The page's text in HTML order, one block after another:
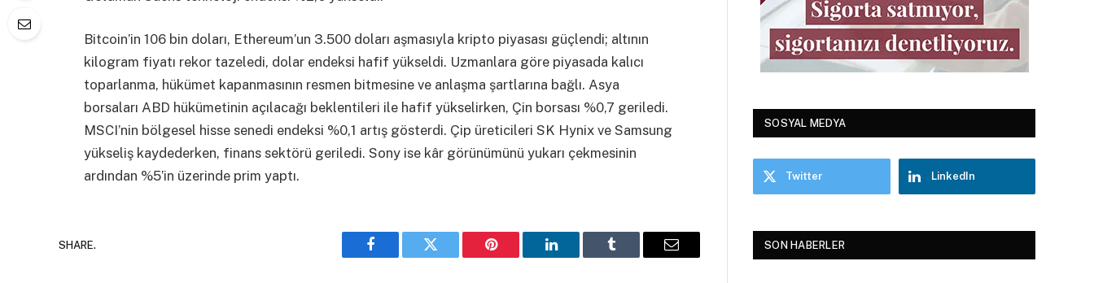
Bitcoin’in 106 bin doları, Ethereum’un 3.500 doları aşmasıyla kripto piyasası güçlendi; altının
kilogram fiyatı rekor tazeledi, dolar endeksi hafif yükseldi. Uzmanlara göre piyasada kalıcı
toparlanma, hükümet kapanmasının resmen bitmesine ve anlaşma şartlarına bağlı. Asya
borsaları ABD hükümetinin açılacağı beklentileri ile hafif yükselirken, Çin borsası %0,7 geriledi.
MSCI’nin bölgesel hisse senedi endeksi %0,1 artış gösterdi. Çip üreticileri SK Hynix ve Samsung
yükseliş kaydederken, finans sektörü geriledi. Sony ise kâr görünümünü yukarı çekmesinin
ardından %5’in üzerinde prim yaptı.
SHARE.
Facebook Twitter Pinterest LinkedIn Tumblr Email
SOSYAL MEDYA
Twitter LinkedIn
SON HABERLER